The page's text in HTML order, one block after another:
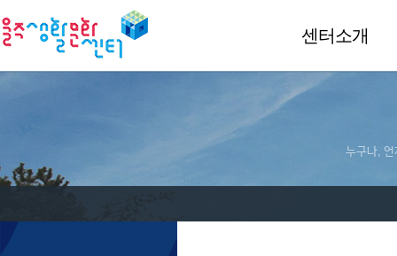
센터소개
누구나, 언